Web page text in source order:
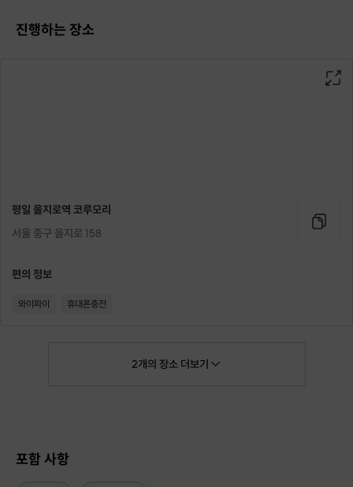
진행하는 장소
평일 을지로역 코루모리
서울 중구 을지로 158
편의 정보
와이파이 휴대폰충전
2개의 장소 더보기
포함 사항